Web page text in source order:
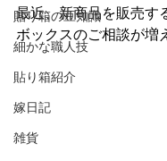
貼り箱の豆知識
細かな職人技
貼り箱紹介
嫁日記
雑貨
最近、新商品を販売す
ボックスのご相談が増